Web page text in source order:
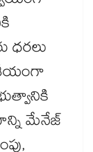
ధరలు
మేనేజ్